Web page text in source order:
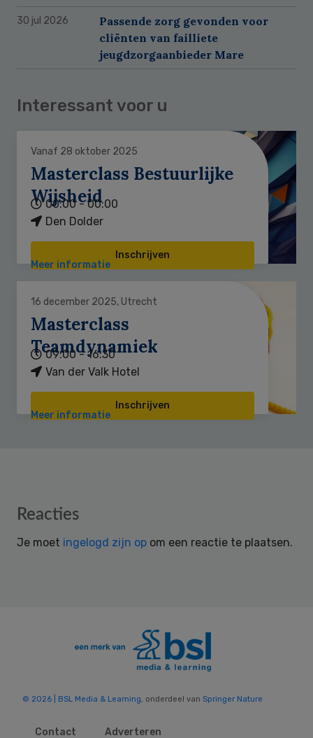
30 jul 2026
Passende zorg gevonden voor
cliënten van failliete
jeugdzorgaanbieder Mare
Interessant voor u
Vanaf 28 oktober 2025
Masterclass Bestuurlijke
Wijsheid
00:00 - 00:00
Den Dolder
Inschrijven
Meer informatie
16 december 2025, Utrecht
Masterclass
Teamdynamiek
09:00 - 16:30
Van der Valk Hotel
Inschrijven
Meer informatie
Reader
Reacties
Je moet ingelogd zijn op om een reactie te plaatsen.
© 2026 | BSL Media & Learning , onderdeel van Springer Nature
Contact Adverteren